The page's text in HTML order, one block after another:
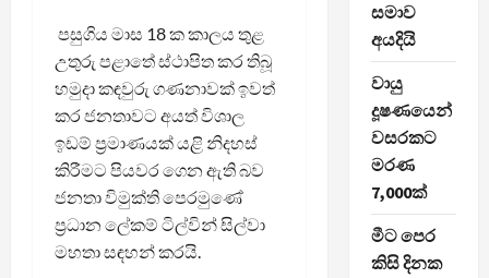
පසුගිය මාස 18 ක කාලය තුළ
උතුරු පළාතේ ස්ථාපිත කර තිබූ
හමුදා කඳවුරු ගණනාවක් ඉවත්
කර ජනතාවට අයත් විශාල
ඉඩම් ප්‍රමාණයක් යළි නිදහස්
කිරීමට පියවර ගෙන ඇති බව
ජනතා විමුක්ති පෙරමුණේ
ප්‍රධාන ලේකම් ටිල්වින් සිල්වා
මහතා සඳහන් කරයි.
සමාව
අයදියි
වායු
දූෂණයෙන්
වසරකට
මරණ
7,000ක්
මීට පෙර
කිසි දිනක